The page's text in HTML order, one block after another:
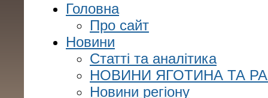
Головна
Про сайт
Новини
Статті та аналітика
НОВИНИ ЯГОТИНА ТА
Новини регіону